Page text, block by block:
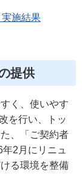
実施結果
提供
く、使いやす
を行い、トッ
、「ご契約者
2月にリニュ
る環境を整備